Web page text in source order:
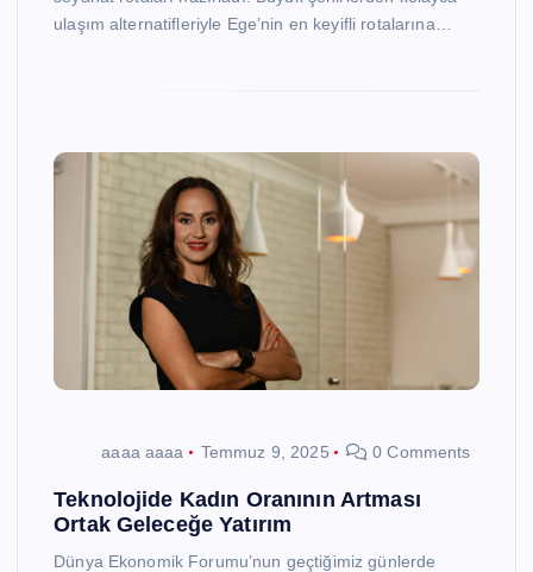
ulaşım alternatifleriyle Ege’nin en keyifli rotalarına…
aaaa aaaa Temmuz 9, 2025 0 Comments
Teknolojide Kadın Oranının Artması
Ortak Geleceğe Yatırım
Dünya Ekonomik Forumu’nun geçtiğimiz günlerde